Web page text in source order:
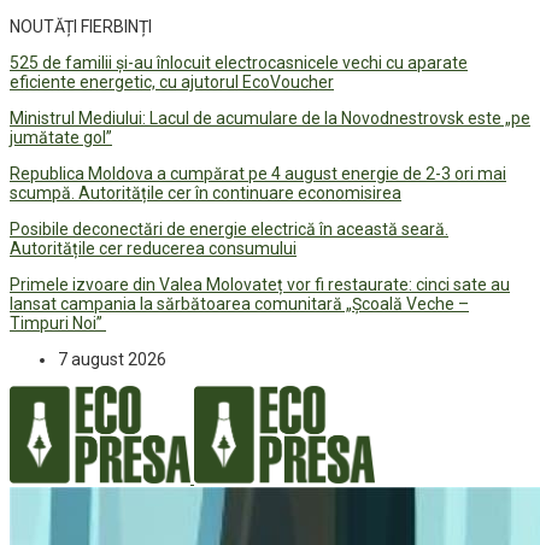
NOUTĂȚI FIERBINȚI
525 de familii și-au înlocuit electrocasnicele vechi cu aparate
eficiente energetic, cu ajutorul EcoVoucher
Ministrul Mediului: Lacul de acumulare de la Novodnestrovsk este „pe
jumătate gol”
Republica Moldova a cumpărat pe 4 august energie de 2-3 ori mai
scumpă. Autoritățile cer în continuare economisirea
Posibile deconectări de energie electrică în această seară.
Autoritățile cer reducerea consumului
Primele izvoare din Valea Molovateț vor fi restaurate: cinci sate au
lansat campania la sărbătoarea comunitară „Școală Veche –
Timpuri Noi”
7 august 2026